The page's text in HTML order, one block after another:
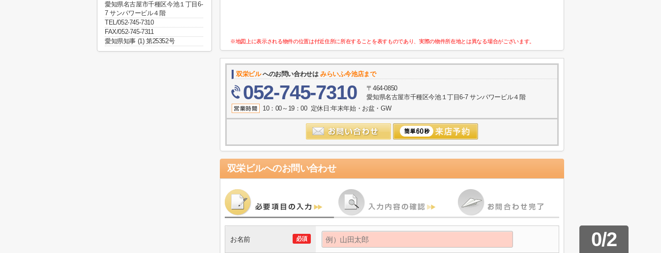
※地図上に表示される物件の位置は付近住所に所在することを表すものであり、実際の物件所在地とは異なる場合がございます。
双栄ビルへのお問い合わせはみらいふ今池店まで
052-745-7310
〒464-0850
愛知県名古屋市千種区今池１丁目6-7 サンパワービル４階
10：00～19：00 定休日:年末年始・お盆・GW
双栄ビルへのお問い合わせ
0/2
必須
お名前
愛知県名古屋市千種区今池１丁目6-
7 サンパワービル４階
TEL/052-745-7310
FAX/052-745-7311
愛知県知事 (1) 第25352号